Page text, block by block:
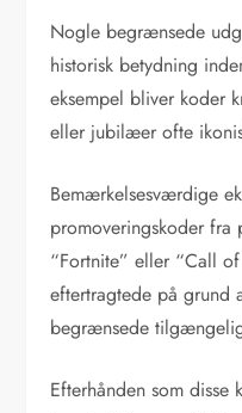
Nogle begrænsede
historisk betydning
eksempel bliver koder
eller jubilæer ofte
Bemærkelsesværdige
promoveringskoder
“Fortnite” eller “Call
eftertragtede på grund
begrænsede
Efterhånden som